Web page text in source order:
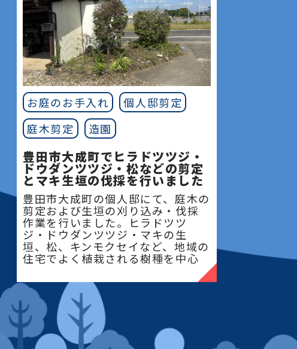
お庭のお手入れ
個人邸剪定
庭木剪定
造園
豊田市大成町でヒラドツツジ・
ドウダンツツジ・松などの剪定
とマキ生垣の伐採を行いました
豊田市大成町の個人邸にて、庭木の
剪定および生垣の刈り込み・伐採
作業を行いました。ヒラドツツ
ジ・ドウダンツツジ・マキの生
垣、松、キンモクセイなど、地域の
住宅でよく植栽される樹種を中心